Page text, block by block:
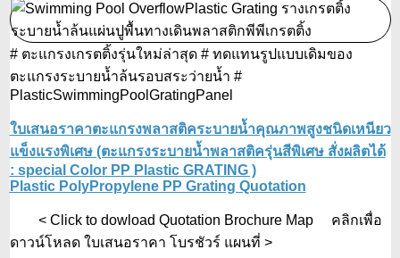
# ตะแกรงเกรตติ้งรุ่นใหม่ล่าสุด # ทดแทนรูปแบบเดิมของ
ตะแกรงระบายน้ำล้นรอบสระว่ายน้ำ #
PlasticSwimmingPoolGratingPanel
ใบเสนอราคาตะแกรงพลาสติคระบายน้ำคุณภาพสูงชนิดเหนียว
แข็งแรงพิเศษ (ตะแกรงระบายน้ำพลาสติครุ่นสีพิเศษ สั่งผลิตได้
: special Color PP Plastic GRATING )
Plastic PolyPropylene PP Grating Quotation
< Click to dowload Quotation Brochure Map คลิกเพื่อ
ดาวน์โหลด ใบเสนอราคา โบรชัวร์ แผนที่ >